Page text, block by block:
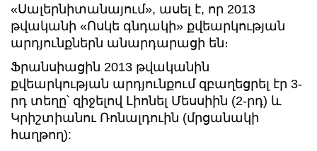
«Սալերնիտանայում», ասել է, որ 2013
թվականի «Ոսկե գնդակի» քվեարկության
արդյունքներն անարդարացի են։
Ֆրանսիացին 2013 թվականին
քվեարկության արդյունքում զբաղեցրել էր 3-
րդ տեղը՝ զիջելով Լիոնել Մեսսիին (2-րդ) և
Կրիշտիանու Ռոնալդուին (մրցանակի
հաղթող):